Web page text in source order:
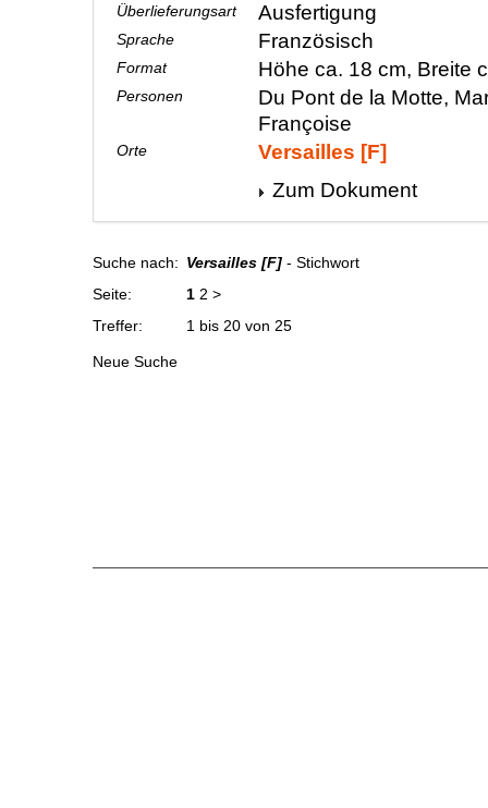
Überlieferungsart Ausfertigung
Sprache Französisch
Format Höhe ca. 18 cm, Breite
Personen
Du Pont de la Motte,
Françoise
Orte
Versailles [F]
Zum Dokument
Suche nach: Versailles [F] - Stichwort
Seite:
1 2 >
Treffer:
1 bis 20 von 25
Neue Suche